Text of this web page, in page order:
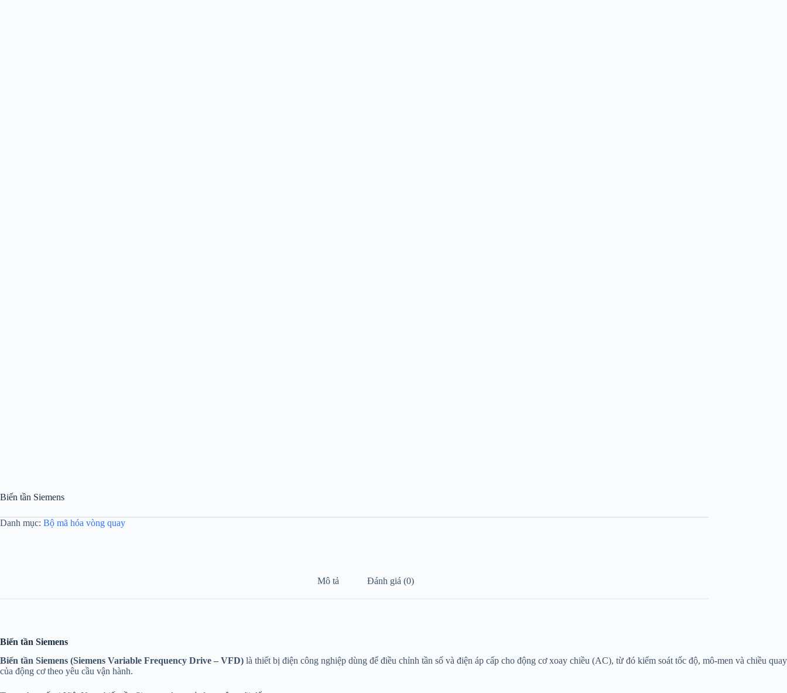
Biến tần Siemens
Danh mục: Bộ mã hóa vòng quay
Mô tả Đánh giá (0)
Biến tần Siemens
Biến tần Siemens (Siemens Variable Frequency Drive – VFD) là thiết bị điện công nghiệp dùng để điều chỉnh tần số và điện áp cấp cho động cơ xoay chiều (AC), từ đó kiểm soát tốc độ, mô-men và chiều quay
của động cơ theo yêu cầu vận hành.